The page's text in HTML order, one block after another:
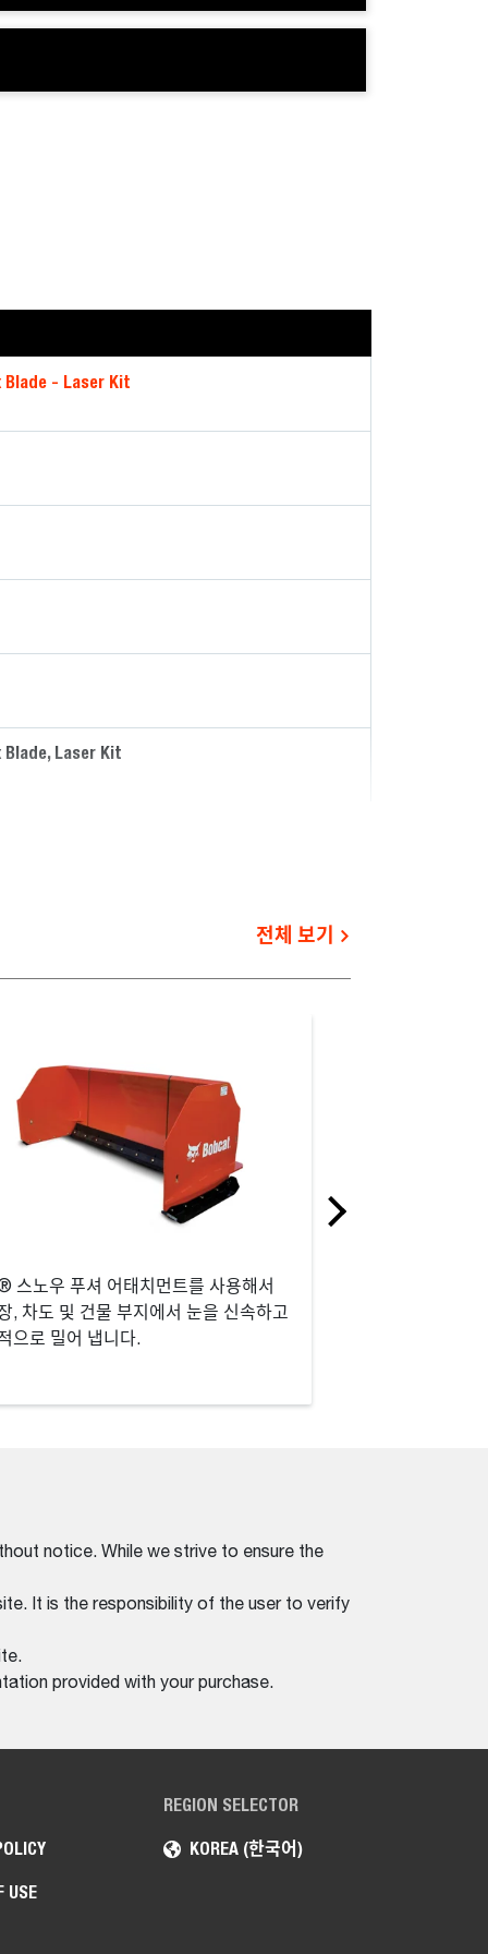
Blade - Laser Kit
Blade, Laser Kit
전체 보기
스노우 푸셔 어태치먼트를 사용해서
, 차도 및 건물 부지에서 눈을 신속하고
으로 밀어 냅니다.
notice. While we strive to ensure the
It is the responsibility of the user to verify
provided with your purchase.
REGION SELECTOR
KOREA (한국어)
USE